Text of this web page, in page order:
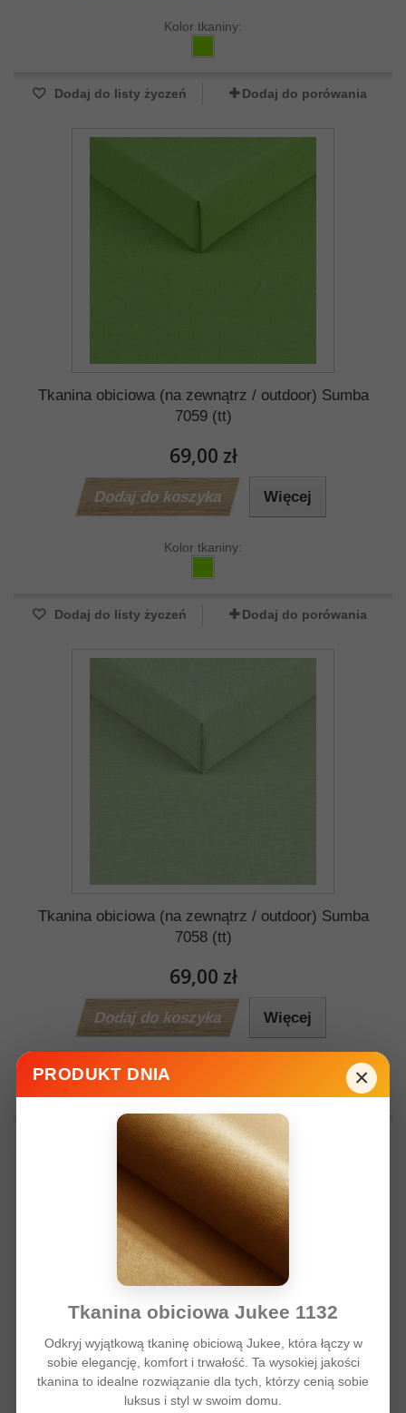
Kolor tkaniny:
Dodaj do listy życzeń Dodaj do porówania
Tkanina obiciowa (na zewnątrz / outdoor) Sumba
7059 (tt)
69,00 zł
Dodaj do koszyka Więcej
Kolor tkaniny:
Dodaj do listy życzeń Dodaj do porówania
Tkanina obiciowa (na zewnątrz / outdoor) Sumba
7058 (tt)
69,00 zł
Dodaj do koszyka Więcej
Kolor tkaniny:
Dodaj do listy życzeń Dodaj do porówania
×
PRODUKT DNIA
Tkanina obiciowa Jukee 1132
Odkryj wyjątkową tkaninę obiciową Jukee, która łączy w
sobie elegancję, komfort i trwałość. Ta wysokiej jakości
tkanina to idealne rozwiązanie dla tych, którzy cenią sobie
luksus i styl w swoim domu.